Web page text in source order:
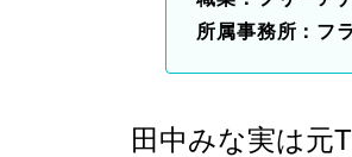
所属事務所：フ
田中みな実は元